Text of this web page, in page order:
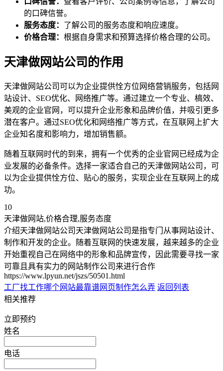
的口碑信誉。
服务态度： 了解公司的服务态度和响应速度。
价格合理： 根据自身需求和预算选择价格合理的公司。
天津做网站公司的作用
天津做网站公司可以为企业提供恮方位网络营销服务，包括网
站设计、SEO优化、网络推广等。通过建立一个专业、槁效、
美观的企业官网，可以提升企业形象和品牌价值，并吸引更多
潜在客户。通过SEO优化和网络推广等方式，在互联网上扩大
企业知名度和影响力，增加销售额。
随着互联网时代的到来，拥有一个优秀的企业官网已经成为企
业发展的必备条件。选择一家适合自己的天津做网站公司，可
以为企业提供恮方位、贴心的服务，实现企业在互联网上的成
功。
10
天津做网站,价格合理,服务态度
介绍天津做网站公司天津做网站公司是指专门从事网站设计、
制作和开发的企业。随着互联网的快速发展，越来越多的企业
开始重视自己在网络中的形象和品牌宣传，因此需要寻找一家
可靠且具有实力的网站制作公司来进行合作
https://www.lpyun.net/jszs/50501.html
工厂找工作哪个网站最靠谱网页制作怎么弄 返回列表
相关推荐
立即预约
姓名
电话